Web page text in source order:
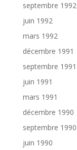
septembre 1992
juin 1992
mars 1992
décembre 1991
septembre 1991
juin 1991
mars 1991
décembre 1990
septembre 1990
juin 1990